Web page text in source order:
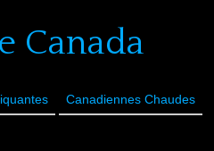
Canada
Canadiennes Chaudes